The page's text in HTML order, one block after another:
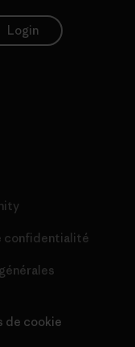
Login
confidentialité
de cookie